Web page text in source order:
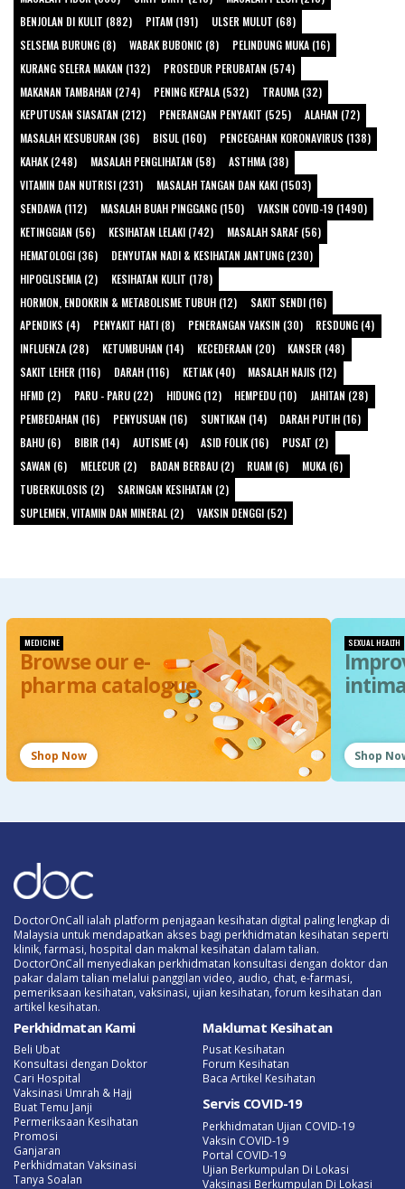
BENJOLAN DI KULIT (882)
PITAM (191)
ULSER MULUT (68)
SELSEMA BURUNG (8)
WABAK BUBONIC (8)
PELINDUNG MUKA (16)
KURANG SELERA MAKAN (132)
PROSEDUR PERUBATAN (574)
MAKANAN TAMBAHAN (274)
PENING KEPALA (532)
TRAUMA (32)
KEPUTUSAN SIASATAN (212)
PENERANGAN PENYAKIT (525)
ALAHAN (72)
MASALAH KESUBURAN (36)
BISUL (160)
PENCEGAHAN KORONAVIRUS (138)
KAHAK (248)
MASALAH PENGLIHATAN (58)
ASTHMA (38)
VITAMIN DAN NUTRISI (231)
MASALAH TANGAN DAN KAKI (1503)
SENDAWA (112)
MASALAH BUAH PINGGANG (150)
VAKSIN COVID-19 (1490)
KETINGGIAN (56)
KESIHATAN LELAKI (742)
MASALAH SARAF (56)
HEMATOLOGI (36)
DENYUTAN NADI & KESIHATAN JANTUNG (230)
HIPOGLISEMIA (2)
KESIHATAN KULIT (178)
HORMON, ENDOKRIN & METABOLISME TUBUH (12)
SAKIT SENDI (16)
APENDIKS (4)
PENYAKIT HATI (8) PENERANGAN VAKSIN (30)
RESDUNG (4)
INFLUENZA (28)
KETUMBUHAN (14) KECEDERAAN (20)
KANSER (48)
SAKIT LEHER (116)
DARAH (116) KETIAK (40)
MASALAH NAJIS (12)
HFMD (2)
PARU - PARU (22) HIDUNG (12) HEMPEDU (10)
JAHITAN (28)
PEMBEDAHAN (16)
PENYUSUAN (16) SUNTIKAN (14)
DARAH PUTIH (16)
BAHU (6)
BIBIR (14) AUTISME (4) ASID FOLIK (16)
PUSAT (2)
SAWAN (6)
MELECUR (2) BADAN BERBAU (2) RUAM (6)
MUKA (6)
TUBERKULOSIS (2)
SARINGAN KESIHATAN (2)
SUPLEMEN, VITAMIN DAN MINERAL (2)
VAKSIN DENGGI (52)
MEDICINE
Browse our e-
pharma catalogue
Shop Now
SEXUAL HEALTH
Shop
DoctorOnCall ialah platform penjagaan kesihatan digital paling lengkap di
Malaysia untuk mendapatkan akses bagi perkhidmatan kesihatan seperti
klinik, farmasi, hospital dan makmal kesihatan dalam talian.
DoctorOnCall menyediakan perkhidmatan konsultasi dengan doktor dan
pakar dalam talian melalui panggilan video, audio, chat, e-farmasi,
pemeriksaan kesihatan, vaksinasi, ujian kesihatan, forum kesihatan dan
artikel kesihatan.
Perkhidmatan Kami
Beli Ubat
Konsultasi dengan Doktor
Cari Hospital
Vaksinasi Umrah & Hajj
Buat Temu Janji
Permeriksaan Kesihatan
Promosi
Ganjaran
Perkhidmatan Vaksinasi
Tanya Soalan
Maklumat Kesihatan
Pusat Kesihatan
Forum Kesihatan
Baca Artikel Kesihatan
Servis COVID-19
Perkhidmatan Ujian COVID-19
Vaksin COVID-19
Portal COVID-19
Ujian Berkumpulan Di Lokasi
Vaksinasi Berkumpulan Di Lokasi